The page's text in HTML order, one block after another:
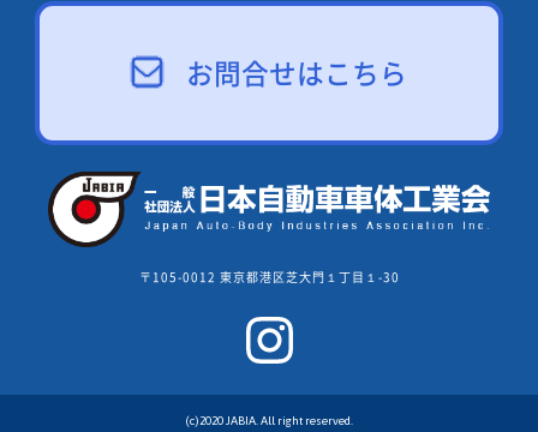
お問合せはこちら
〒105-0012 東京都港区芝大門１丁目１-30
(c)2020 JABIA. All right reserved.